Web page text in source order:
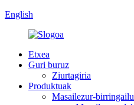
English
Etxea
Guri buruz
Ziurtagiria
Produktuak
Masailezur-